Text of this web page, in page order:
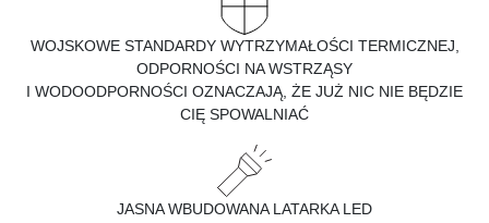
WOJSKOWE STANDARDY WYTRZYMAŁOŚCI TERMICZNEJ,
ODPORNOŚCI NA WSTRZĄSY
I WODOODPORNOŚCI OZNACZAJĄ, ŻE JUŻ NIC NIE BĘDZIE
CIĘ SPOWALNIAĆ
JASNA WBUDOWANA LATARKA LED